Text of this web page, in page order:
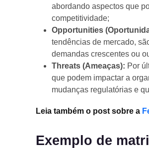
abordando aspectos que
competitividade;
Opportunities
tendências de mercado,
demandas crescentes ou
Threats (Ameaças): Por
que podem impactar a
mudanças regulatórias e
Leia também o post sobre a
Exemplo de